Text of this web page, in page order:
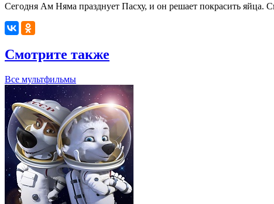
Сегодня Ам Няма празднует Пасху, и он решает покрасить
Смотрите также
Все мультфильмы